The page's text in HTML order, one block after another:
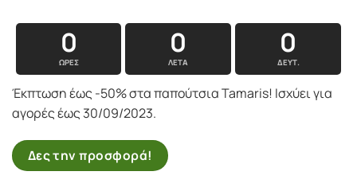
0
ΏΡΕΣ
0
ΛΕΤΆ
0
ΔΕΥΤ.
Έκπτωση έως -50% στα παπούτσια Tamaris! Ισχύει για
αγορές έως 30/09/2023.
Δες την προσφορά!